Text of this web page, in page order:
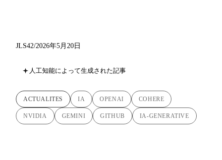
JLS42/2026年5月20日
人工知能によって生成された記事
ACTUALITES IA OPENAI COHERE
NVIDIA GEMINI GITHUB IA-GENERATIVE